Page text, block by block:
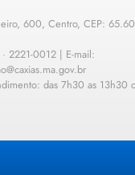
600, Centro, CEP:
2221-0012 | E-mail:
das 7h30 as 13h30